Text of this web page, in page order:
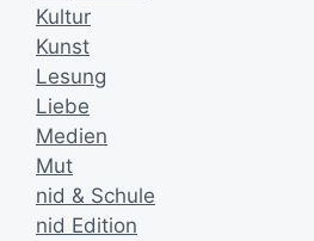
Kultur
Kunst
Lesung
Liebe
Medien
Mut
nid & Schule
nid Edition